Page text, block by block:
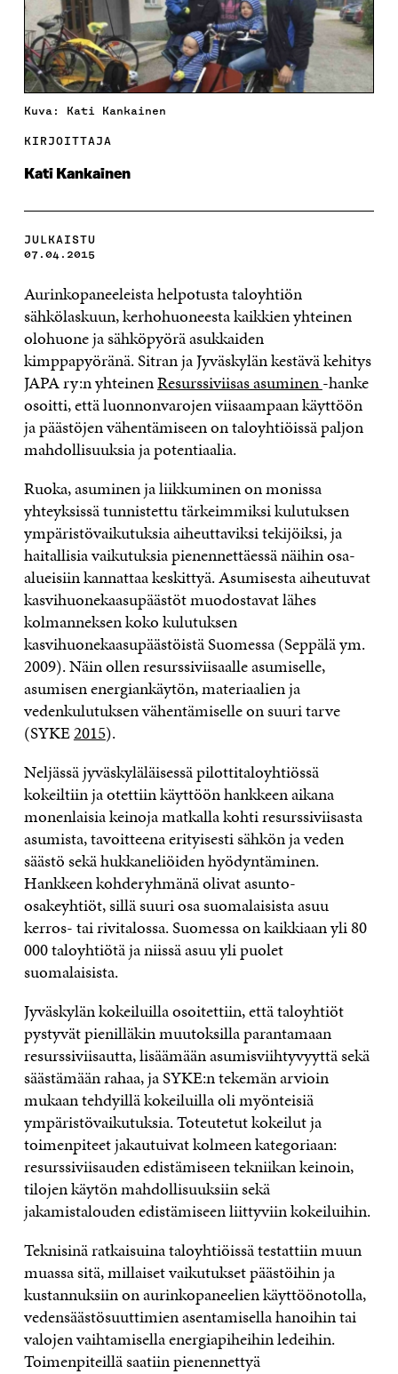
Kuva: Kati Kankainen
KIRJOITTAJA
Kati Kankainen
JULKAISTU
07.04.2015
Aurinkopaneeleista helpotusta taloyhtiön
sähkölaskuun, kerhohuoneesta kaikkien yhteinen
olohuone ja sähköpyörä asukkaiden
kimppapyöränä. Sitran ja Jyväskylän kestävä kehitys
JAPA ry:n yhteinenResurssiviisas asuminen-hanke
osoitti, että luonnonvarojen viisaampaan käyttöön
ja päästöjen vähentämiseen on taloyhtiöissä paljon
mahdollisuuksia ja potentiaalia.
Ruoka, asuminen ja liikkuminen on monissa
yhteyksissä tunnistettu tärkeimmiksi kulutuksen
ympäristövaikutuksia aiheuttaviksi tekijöiksi, ja
haitallisia vaikutuksia pienennettäessä näihin osa-
alueisiin kannattaa keskittyä. Asumisesta aiheutuvat
kasvihuonekaasupäästöt muodostavat lähes
kolmanneksen koko kulutuksen
kasvihuonekaasupäästöistä Suomessa (Seppälä ym.
2009). Näin ollen resurssiviisaalle asumiselle,
asumisen energiankäytön, materiaalien ja
vedenkulutuksen vähentämiselle on suuri tarve
(SYKE2015).
Neljässä jyväskyläläisessä pilottitaloyhtiössä
kokeiltiin ja otettiin käyttöön hankkeen aikana
monenlaisia keinoja matkalla kohti resurssiviisasta
asumista, tavoitteena erityisesti sähkön ja veden
säästö sekä hukkaneliöiden hyödyntäminen.
Hankkeen kohderyhmänä olivat asunto-
osakeyhtiöt, sillä suuri osa suomalaisista asuu
kerros- tai rivitalossa. Suomessa on kaikkiaan yli 80
000 taloyhtiötä ja niissä asuu yli puolet
suomalaisista.
Jyväskylän kokeiluilla osoitettiin, että taloyhtiöt
pystyvät pienilläkin muutoksilla parantamaan
resurssiviisautta, lisäämään asumisviihtyvyyttä sekä
säästämään rahaa, ja SYKE:n tekemän arvioin
mukaan tehdyillä kokeiluilla oli myönteisiä
ympäristövaikutuksia. Toteutetut kokeilut ja
toimenpiteet jakautuivat kolmeen kategoriaan:
resurssiviisauden edistämiseen tekniikan keinoin,
tilojen käytön mahdollisuuksiin sekä
jakamistalouden edistämiseen liittyviin kokeiluihin.
Teknisinä ratkaisuina taloyhtiöissä testattiin muun
muassa sitä, millaiset vaikutukset päästöihin ja
kustannuksiin on aurinkopaneelien käyttöönotolla,
vedensäästösuuttimien asentamisella hanoihin tai
valojen vaihtamisella energiapiheihin ledeihin.
Toimenpiteillä saatiin pienennettyä